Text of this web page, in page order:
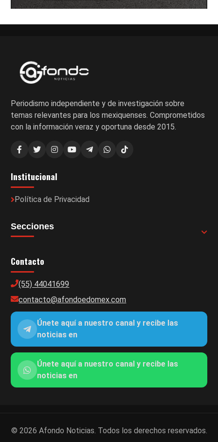
Periodismo independiente y de investigación sobre
temas relevantes para los mexiquenses. Comprometidos
con la información veraz y oportuna desde 2015.
Institucional
Política de Privacidad
Secciones
Contacto
(55) 44041699
contacto@afondoedomex.com
Únete aquí a nuestro canal y recibe las
noticias en
Únete aquí a nuestro canal y recibe las
noticias en
© 2026 Afondo Noticias. Todos los derechos reservados.